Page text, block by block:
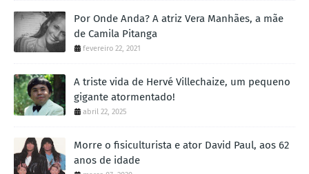
Por Onde Anda? A atriz Vera Manhães, a mãe
de Camila Pitanga
fevereiro 22, 2021
A triste vida de Hervé Villechaize, um pequeno
gigante atormentado!
abril 22, 2025
Morre o fisiculturista e ator David Paul, aos 62
anos de idade